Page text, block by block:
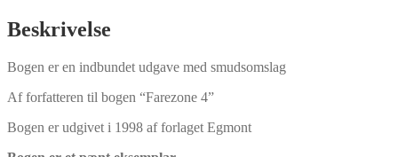
Beskrivelse
Bogen er en indbundet udgave med smudsomslag
Af forfatteren til bogen “Farezone 4”
Bogen er udgivet i 1998 af forlaget Egmont